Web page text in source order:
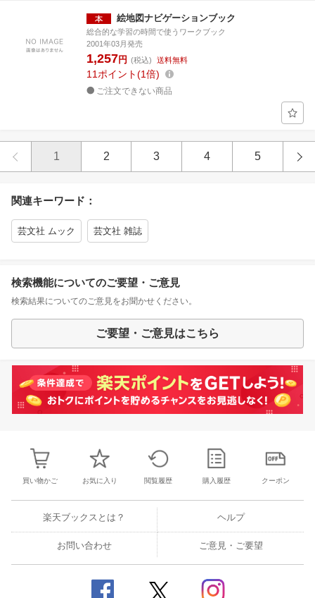
絵地図ナビゲーションブック
総合的な学習の時間で使うワークブック
2001年03月発売
1,257円 (税込) 送料無料
11 ポイント 1倍
ご注文できない商品
1 2 3 4 5
関連キーワード：
芸文社 ムック 芸文社 雑誌
検索機能についてのご要望・ご意見
検索結果についてのご意見をお聞かせください。
ご要望・ご意見はこちら
買い物かご お気に入り 閲覧履歴 購入履歴 クーポン
楽天ブックスとは？ ヘルプ
お問い合わせ ご意見・ご要望